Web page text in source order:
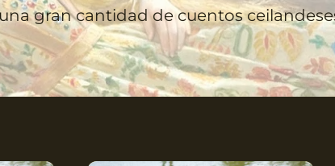
gran cantidad de cuentos